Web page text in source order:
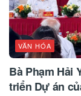
VĂN HÓA
Bà Phạm Hải
triển Dự án